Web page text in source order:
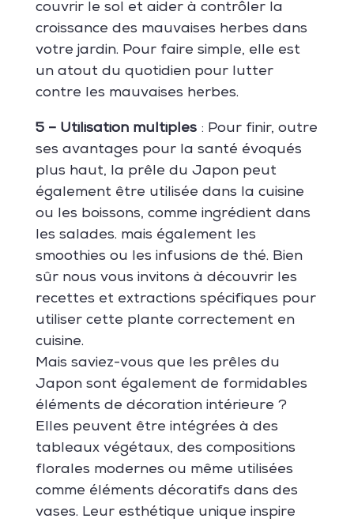
couvrir le sol et aider à contrôler la
croissance des mauvaises herbes dans
votre jardin. Pour faire simple, elle est
un atout du quotidien pour lutter
contre les mauvaises herbes.
5 – Utilisation multiples : Pour finir, outre
ses avantages pour la santé évoqués
plus haut, la prêle du Japon peut
également être utilisée dans la cuisine
ou les boissons, comme ingrédient dans
les salades. mais également les
smoothies ou les infusions de thé. Bien
sûr nous vous invitons à découvrir les
recettes et extractions spécifiques pour
utiliser cette plante correctement en
cuisine.
Mais saviez-vous que les prêles du
Japon sont également de formidables
éléments de décoration intérieure ?
Elles peuvent être intégrées à des
tableaux végétaux, des compositions
florales modernes ou même utilisées
comme éléments décoratifs dans des
vases. Leur esthétique unique inspire